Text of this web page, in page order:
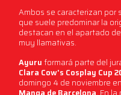
Ambos se caracterizan por
que suele predominar la
destacan en el apartado
muy llamativas.
Ayuruformará parte del
Clara Cow's Cosplay Cup
domingo 4 de noviembre